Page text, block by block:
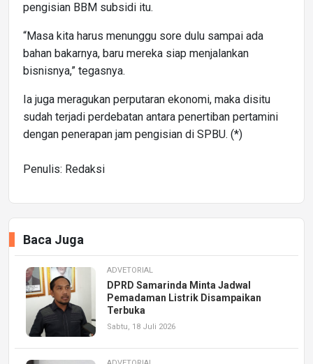
pengisian BBM subsidi itu.
“Masa kita harus menunggu sore dulu sampai ada
bahan bakarnya, baru mereka siap menjalankan
bisnisnya,” tegasnya.
Ia juga meragukan perputaran ekonomi, maka disitu
sudah terjadi perdebatan antara penertiban pertamini
dengan penerapan jam pengisian di SPBU. (*)
Penulis: Redaksi
Baca Juga
ADVETORIAL
DPRD Samarinda Minta Jadwal
Pemadaman Listrik Disampaikan
Terbuka
Sabtu, 18 Juli 2026